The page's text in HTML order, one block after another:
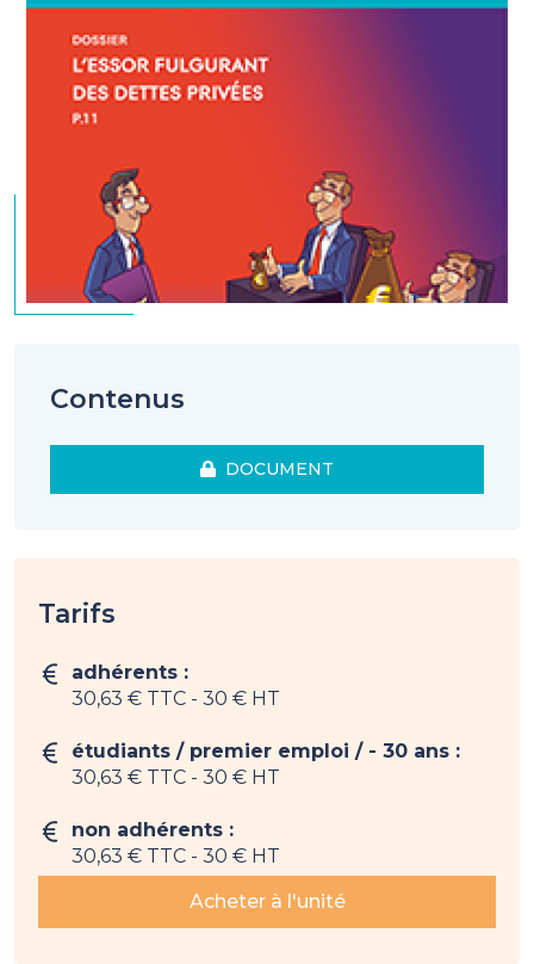
Contenus
DOCUMENT
Tarifs
adhérents :
30,63 € TTC - 30 € HT
étudiants / premier emploi / - 30 ans :
30,63 € TTC - 30 € HT
non adhérents :
30,63 € TTC - 30 € HT
Acheter à l'unité